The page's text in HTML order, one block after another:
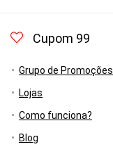
Cupom 99
Grupo de Promoções
Lojas
Como funciona?
Blog